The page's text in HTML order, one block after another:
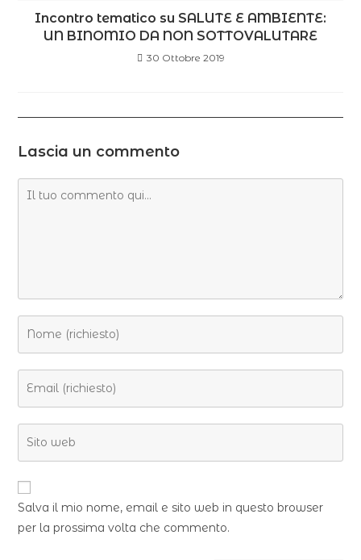
Incontro tematico su SALUTE E AMBIENTE:
UN BINOMIO DA NON SOTTOVALUTARE
30 Ottobre 2019
Lascia un commento
Salva il mio nome, email e sito web in questo browser
per la prossima volta che commento.